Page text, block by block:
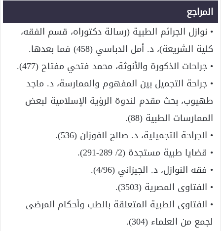
المراجع
• نوازل الجرائم الطبية (رسالة دكتوراه، قسم الفقه،
كلية الشريعة)، د. أمل الدباسي (458) فما بعدها.
• جراحات الذكورة والأنوثة، محمد فتحي مفتاح (477).
• جراحة التجميل بين المفهوم والممارسة، د. ماجد
طهيوب، بحث مقدم لندوة الرؤية الإسلامية لبعض
الممارسات الطبية (88).
• الجراحة التجميلية، د. صالح الفوزان (536).
• قضايا طبية مستجدة (2/ 289-291).
• فقه النوازل، د. الجيزاني (4/96).
• الفتاوى المصرية (3503).
• الفتاوى الطبية المتعلقة بالطب وأحكام المرضى
لجمع من العلماء (304).